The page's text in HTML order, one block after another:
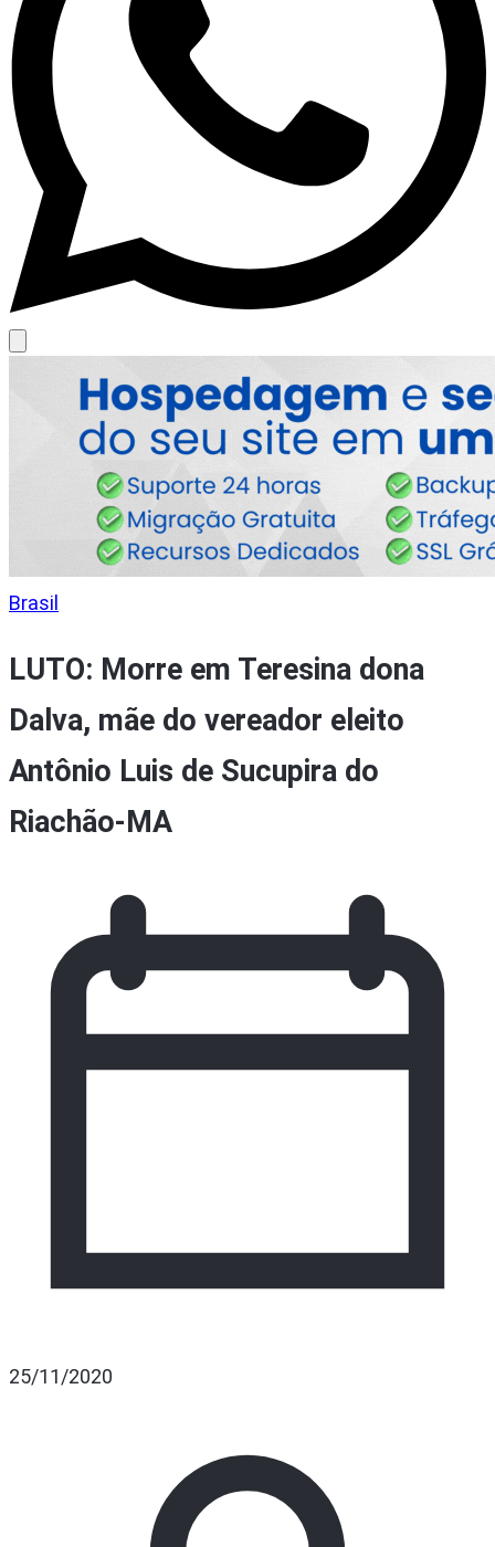
Brasil
LUTO: Morre em Teresina dona
Dalva, mãe do vereador eleito
Antônio Luis de Sucupira do
Riachão-MA
25/11/2020